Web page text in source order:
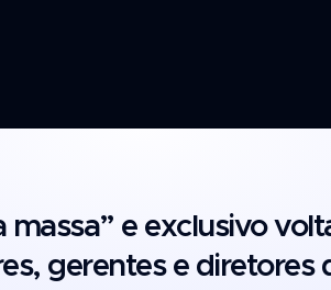
e exclusivo
gerentes e diretores